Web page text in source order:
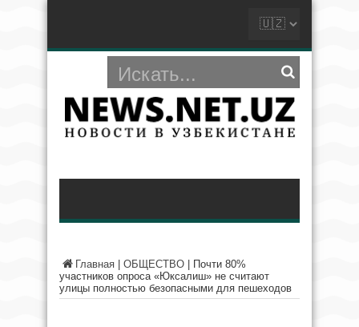
Главная ОБЩЕСТВО
Почти 80%
участников опроса «Юксалиш» не считают
улицы полностью безопасными для пешеходов